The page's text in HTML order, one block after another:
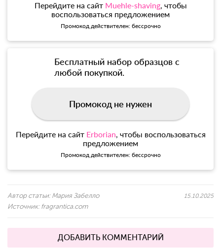
Перейдите на сайт Muehle-shaving, чтобы
воспользоваться предложением
Промокод действителен: бессрочно
Бесплатный набор образцов с
любой покупкой.
Промокод не нужен
Перейдите на сайт Erborian, чтобы воспользоваться
предложением
Промокод действителен: бессрочно
Автор статьи: Мария Забелло
Источник: fragrantica.com
15.10.2025
ДОБАВИТЬ КОММЕНТАРИЙ